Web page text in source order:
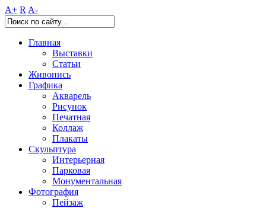
A+ R A-
Главная
Выставки
Статьи
Живопись
Графика
Акварель
Рисунок
Печатная
Коллаж
Плакаты
Скульптура
Интерьерная
Парковая
Монументальная
Фотография
Пейзаж